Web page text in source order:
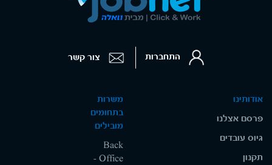
אודותינו
פרסם אצלנו
גיוס עובדים
תקנון
משרות
בתחומים
מובילים
Back
Office -